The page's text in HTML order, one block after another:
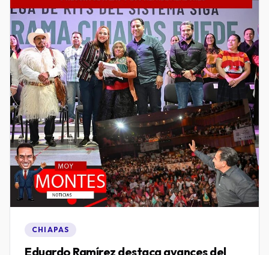
CHIAPAS
Eduardo Ramírez destaca avances del